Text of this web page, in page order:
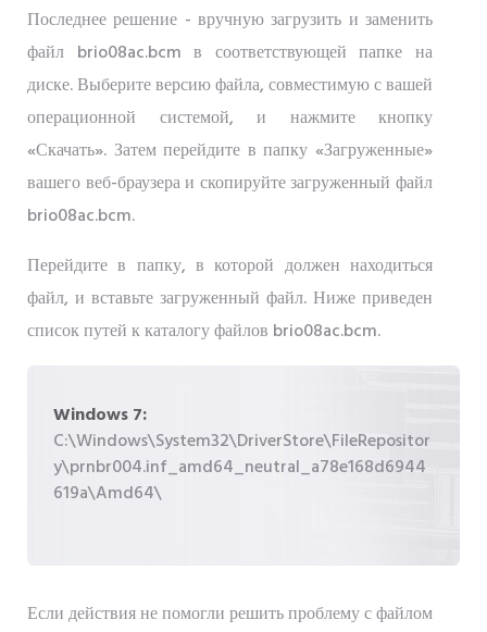
Последнее решение - вручную загрузить и заменить
файл brio08ac.bcm в соответствующей папке на
диске. Выберите версию файла, совместимую с вашей
операционной системой, и нажмите кнопку
«Скачать». Затем перейдите в папку «Загруженные»
вашего веб-браузера и скопируйте загруженный файл
brio08ac.bcm.
Перейдите в папку, в которой должен находиться
файл, и вставьте загруженный файл. Ниже приведен
список путей к каталогу файлов brio08ac.bcm.
Windows 7:
C:\Windows\System32\DriverStore\FileRepositor
y\prnbr004.inf_amd64_neutral_a78e168d6944
619a\Amd64\
Если действия не помогли решить проблему с файлом